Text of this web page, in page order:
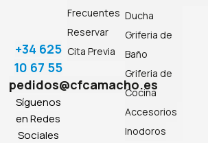
+34 625
10 67 55
pedidos@cfcamacho.es
Síguenos
en Redes
Sociales
Frecuentes
Reservar
Cita Previa
Ducha
Griferia de
Baño
Griferia de
Cocina
Accesorios
Inodoros